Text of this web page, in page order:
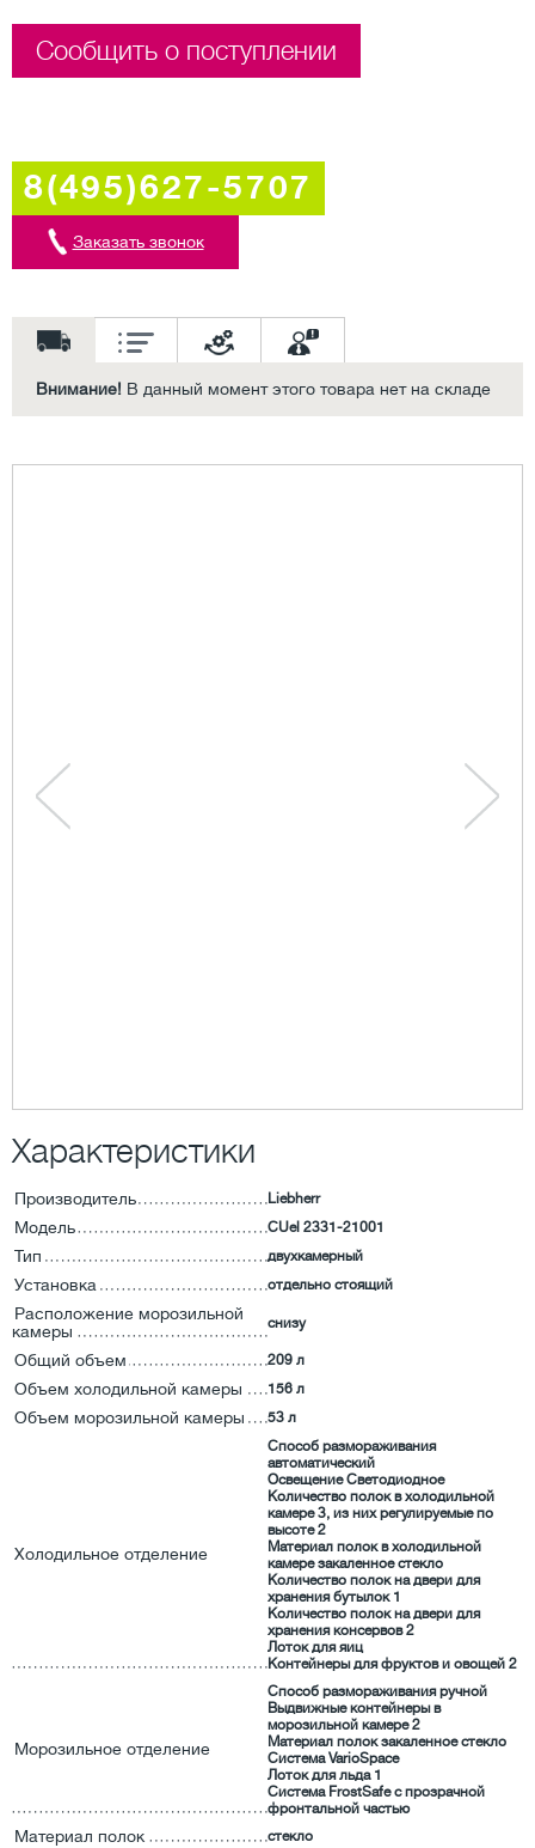
Сообщить о поступлении
8(495)627-5707
Заказать звонок
Внимание! В данный момент этого товара нет на складе
Характеристики
Производитель Liebherr
Модель CUel 2331-21001
Тип двухкамерный
Установка отдельно стоящий
Расположение морозильной
камеры
снизу
Общий объем 209 л
Объем холодильной камеры 156 л
Объем морозильной камеры 53 л
Холодильное отделение
Способ размораживания
автоматический
Освещение Светодиодное
Количество полок в холодильной
камере 3, из них регулируемые по
высоте 2
Материал полок в холодильной
камере закаленное стекло
Количество полок на двери для
хранения бутылок 1
Количество полок на двери для
хранения консервов 2
Лоток для яиц
Контейнеры для фруктов и овощей 2
Морозильное отделение
Способ размораживания ручной
Выдвижные контейнеры в
морозильной камере 2
Материал полок закаленное стекло
Система VarioSpace
Лоток для льда 1
Система FrostSafe с прозрачной
фронтальной частью
Материал полок стекло